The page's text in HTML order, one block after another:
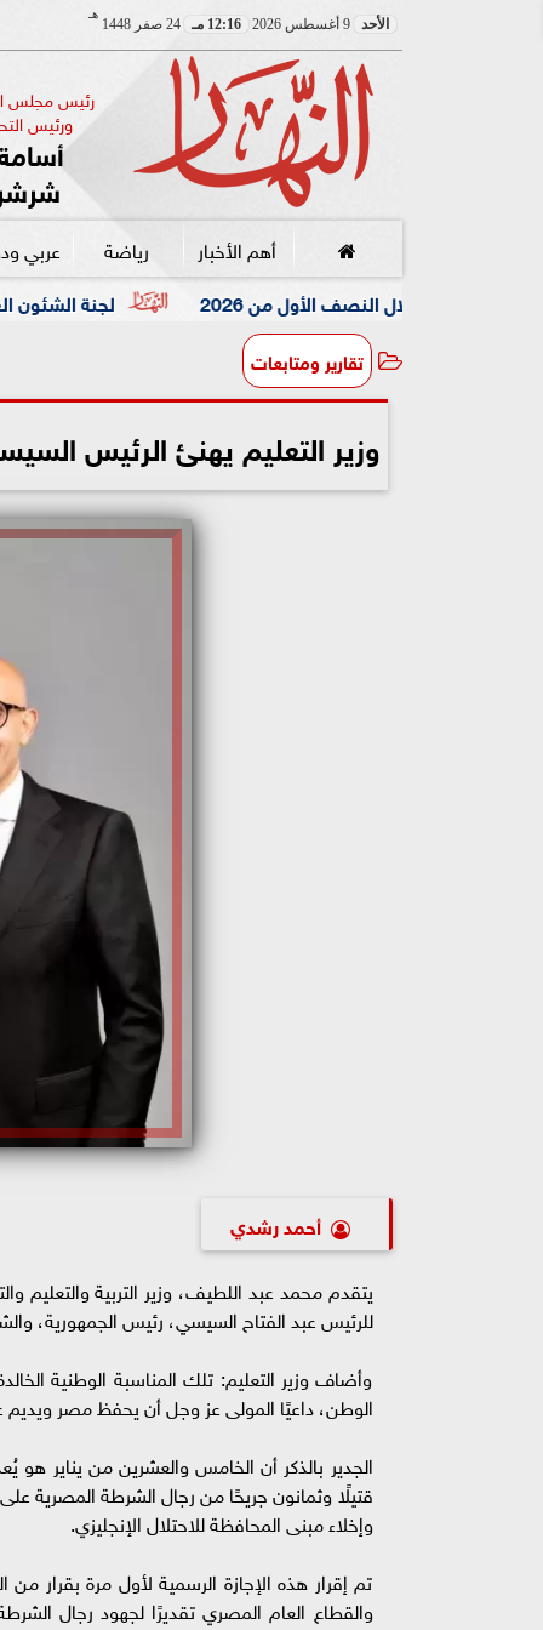
الأحد 9 أغسطس 2026 12:16 مـ 24 صفر 1448
هـ
رئيس مجلس
ورئيس
أهم الأخبار رياضة عربي
لجنة الشئون العربية
تقارير ومتابعات
وزير التعليم يهنئ الرئيس السيسي
أحمد رشدي
يتقدم محمد عبد اللطيف، وزير التربية والتعليم
للرئيس عبد الفتاح السيسي، رئيس الجمهورية، والشعب
وأضاف وزير التعليم: تلك المناسبة الوطنية
الوطن، داعيًا المولى عز وجل أن يحفظ مصر ويديم
وإخلاء مبنى المحافظة للاحتلال الإنجليزي.
تم إقرار هذه الإجازة الرسمية لأول مرة بقرار
والقطاع العام المصري تقديرًا لجهود رجال